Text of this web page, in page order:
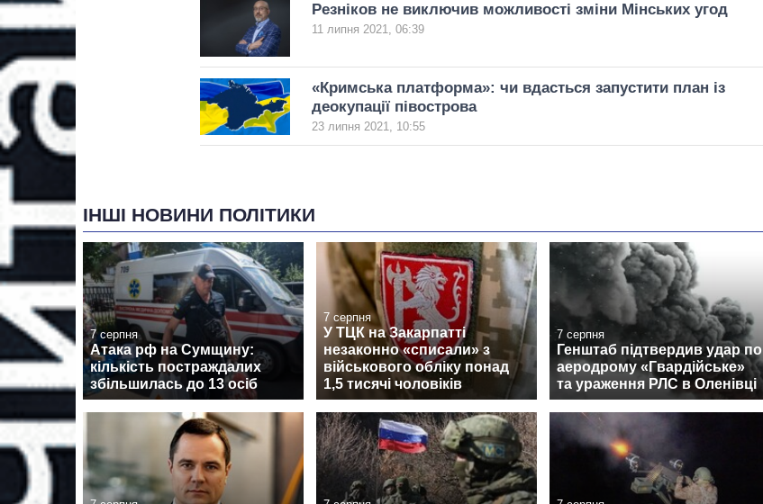
Резніков не виключив можливості зміни Мінських угод
11 липня 2021, 06:39
«Кримська платформа»: чи вдасться запустити план із
деокупації півострова
23 липня 2021, 10:55
ІНШІ НОВИНИ ПОЛІТИКИ
7 серпня
Атака рф на Сумщину:
кількість постраждалих
збільшилась до 13 осіб
7 серпня
У ТЦК на Закарпатті
незаконно «списали» з
військового обліку понад
1,5 тисячі чоловіків
7 серпня
Генштаб підтвердив удар по
аеродрому «Гвардійське»
та ураження РЛС в Оленівці